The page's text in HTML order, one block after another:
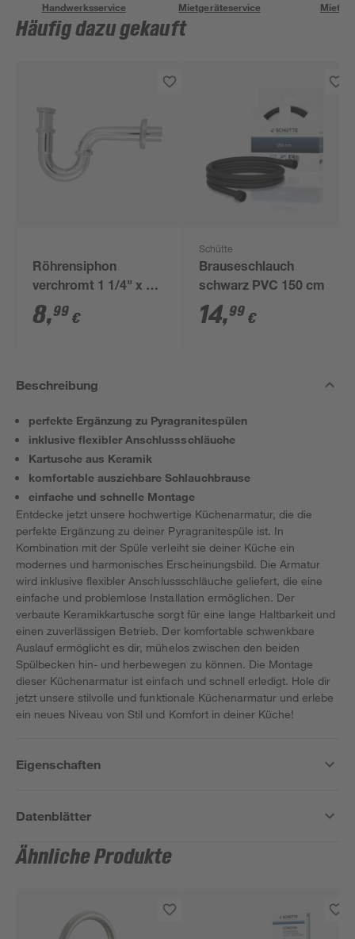
Handwerksservice Mietgeräteservice
Häufig dazu gekauft
Röhrensiphon
verchromt 1 1/4" x 32
mm
8,99 €
Schütte
Brauseschlauch
schwarz PVC 150 cm
14,99 €
Beschreibung
perfekte Ergänzung zu Pyragranitespülen
inklusive flexibler Anschlussschläuche
Kartusche aus Keramik
komfortable ausziehbare Schlauchbrause
einfache und schnelle Montage
Entdecke jetzt unsere hochwertige Küchenarmatur, die die
perfekte Ergänzung zu deiner Pyragranitespüle ist. In
Kombination mit der Spüle verleiht sie deiner Küche ein
modernes und harmonisches Erscheinungsbild. Die Armatur
wird inklusive flexibler Anschlussschläuche geliefert, die eine
einfache und problemlose Installation ermöglichen. Der
verbaute Keramikkartusche sorgt für eine lange Haltbarkeit und
einen zuverlässigen Betrieb. Der komfortable schwenkbare
Auslauf ermöglicht es dir, mühelos zwischen den beiden
Spülbecken hin- und herbewegen zu können. Die Montage
dieser Küchenarmatur ist einfach und schnell erledigt. Hole dir
jetzt unsere stilvolle und funktionale Küchenarmatur und erlebe
ein neues Niveau von Stil und Komfort in deiner Küche!
Eigenschaften
Datenblätter
Ähnliche Produkte